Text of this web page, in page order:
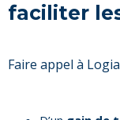
faciliter
Faire appel à